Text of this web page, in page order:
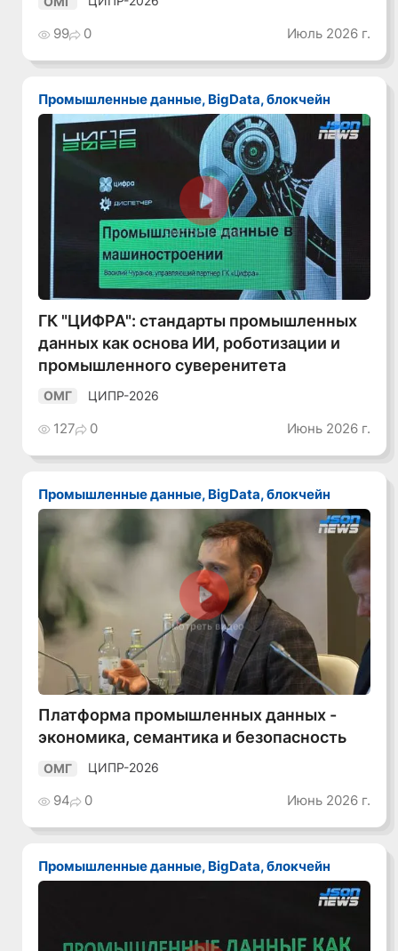
99 0 Июль 2026 г.
Промышленные данные, BigData, блокчейн
Смотреть видео
ГК "ЦИФРА": стандарты промышленных
данных как основа ИИ, роботизации и
промышленного суверенитета
ОМГ ЦИПР-2026
127 0 Июнь 2026 г.
Промышленные данные, BigData, блокчейн
Смотреть видео
Платформа промышленных данных -
экономика, семантика и безопасность
ОМГ ЦИПР-2026
94 0 Июнь 2026 г.
Промышленные данные, BigData, блокчейн